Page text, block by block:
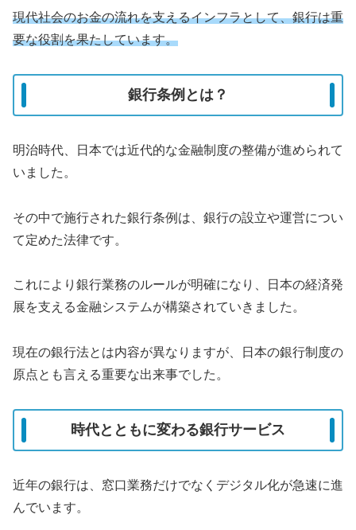
現代社会のお金の流れを支えるインフラとして、銀行は重
要な役割を果たしています。
銀行条例とは？
明治時代、日本では近代的な金融制度の整備が進められて
いました。
その中で施行された銀行条例は、銀行の設立や運営につい
て定めた法律です。
これにより銀行業務のルールが明確になり、日本の経済発
展を支える金融システムが構築されていきました。
現在の銀行法とは内容が異なりますが、日本の銀行制度の
原点とも言える重要な出来事でした。
時代とともに変わる銀行サービス
近年の銀行は、窓口業務だけでなくデジタル化が急速に進
んでいます。